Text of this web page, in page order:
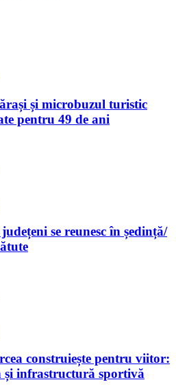
și microbuzul turistic
pentru 49 de ani
se reunesc în ședință/
construiește pentru viitor:
și infrastructură sportivă